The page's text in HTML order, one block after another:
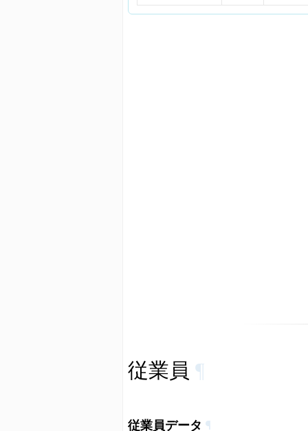
従業員 ¶
従業員データ ¶